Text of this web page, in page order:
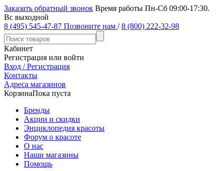
Заказать обратный звонок Время работы Пн-Сб 09:00-17:30.
Вс выходной
8 (495) 545-47-87 Позвоните нам / 8 (800) 222-32-98
Кабинет
Регистрация или войти
Вход / Регистрация
Контакты
Адреса магазинов
КорзинаПока пуста
Бренды
Акции и скидки
Энциклопедия красоты
Форум о красоте
О нас
Наши магазины
Помощь